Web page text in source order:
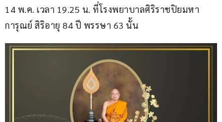
14 พ.ค. เวลา 19.25 น. ที่โรงพยาบาลศิริราชปิยมหา
การุณย์ สิริอายุ 84 ปี พรรษา 63 นั้น